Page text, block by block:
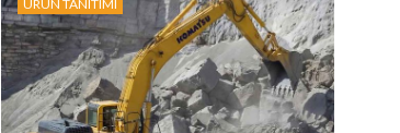
ÜRÜN TANITIMI